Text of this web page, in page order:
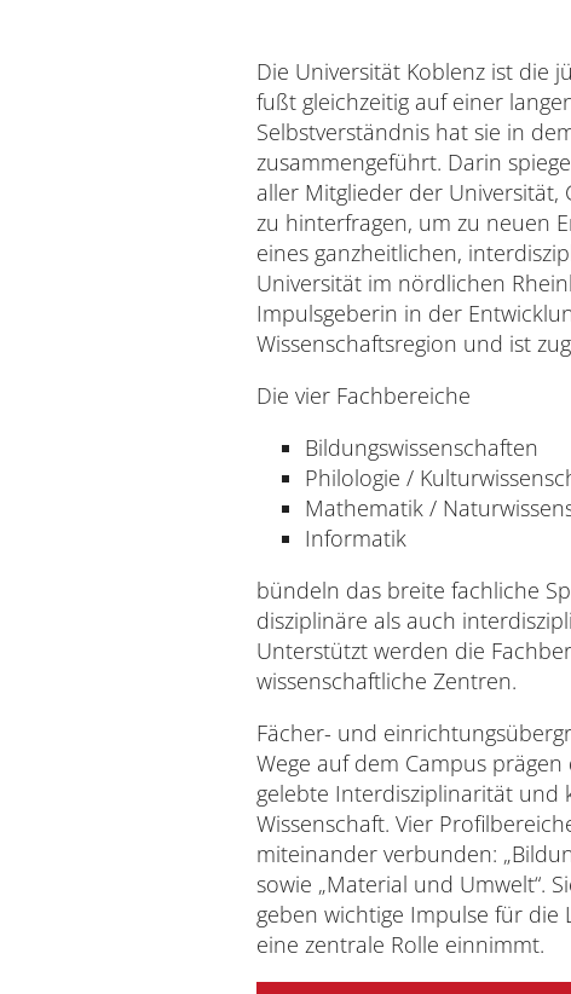
Die Universität Koblenz ist die
fußt gleichzeitig auf einer
Selbstverständnis hat sie in
zusammengeführt. Darin
aller Mitglieder der
zu hinterfragen, um zu neuen
eines ganzheitlichen,
Universität im nördlichen
Impulsgeberin in der
Wissenschaftsregion und ist
Die vier Fachbereiche
Bildungswissenschaften
Philologie /
Mathematik /
Informatik
bündeln das breite fachliche
disziplinäre als auch
Unterstützt werden die
wissenschaftliche Zentren.
Fächer- und
Wege auf dem Campus
gelebte Interdisziplinarität
Wissenschaft. Vier
miteinander verbunden:
sowie „Material und Umwelt“.
geben wichtige Impulse für
eine zentrale Rolle einnimmt.